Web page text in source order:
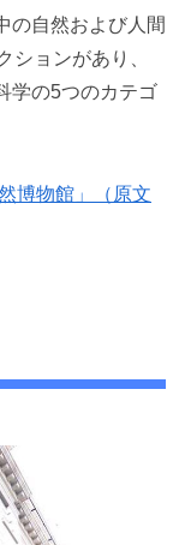
の自然および人間
ションがあり、
学の5つのカテゴ
博物館」（原文